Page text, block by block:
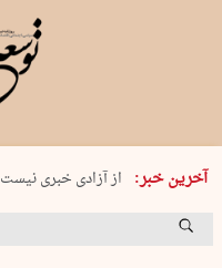
آخرین خبر:
یکشنبه 18 مرداد 1405 شماره 2245
از آزادی خبری نیست
۸۸۸ نفر سال گذشته بر اثر غرق‌شدگی جان …